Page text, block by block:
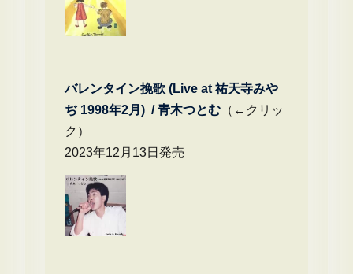
バレンタイン挽歌 (Live at 祐天寺みや
ぢ 1998年2月) / 青木つとむ（←クリッ
ク）
2023年12月13日発売